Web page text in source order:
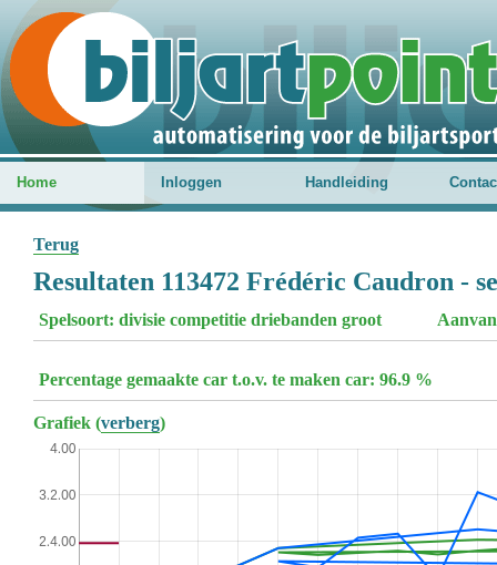
Home Inloggen Handleiding
Terug
Resultaten 113472 Frédéric Caudron -
Spelsoort: divisie competitie driebanden groot
Percentage gemaakte car t.o.v. te maken car: 96.9 %
Grafiek (verberg)